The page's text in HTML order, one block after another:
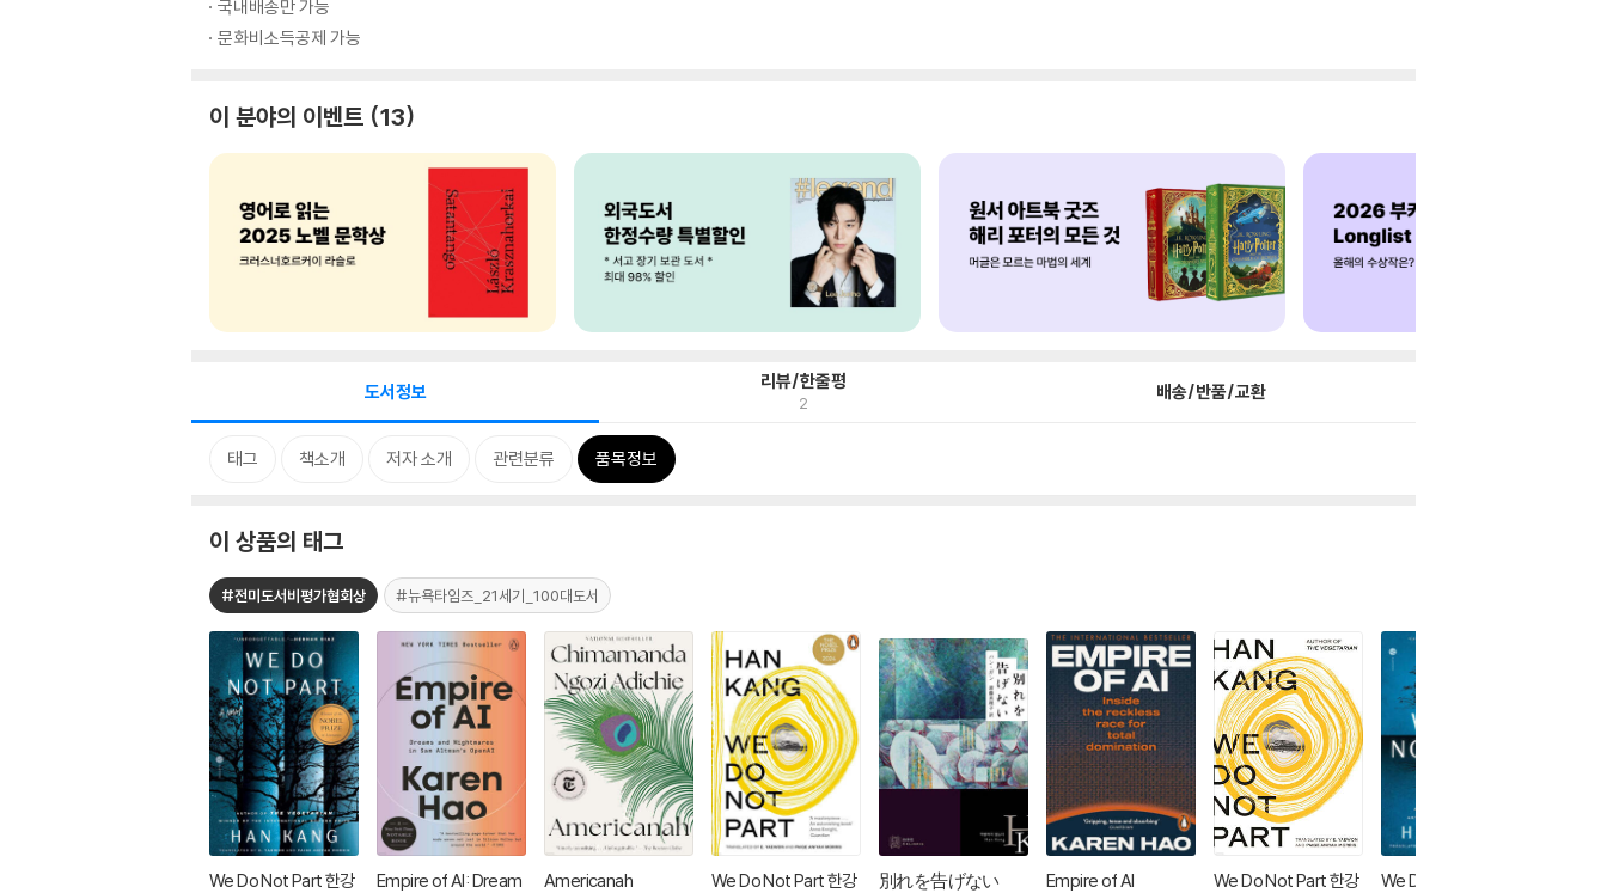
국내배송만 가능
문화비소득공제 가능
이 분야의 이벤트 13
도서정보 리뷰/한줄평
2 배송/반품/교환
태그 책소개 저자 소개 관련분류 품목정보
이 상품의 태그
#전미도서비평가협회상 #뉴욕타임즈_21세기_100대도서
We Do Not Part 한강
Empire of AI: Dream
Americanah
We Do Not Part 한강
別れを告げない Empire of AI
We Do Not Part 한강
We Do Not Part 한강